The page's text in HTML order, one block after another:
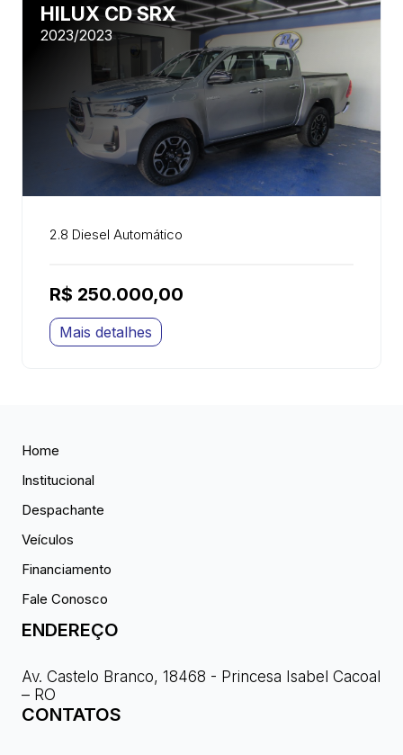
HILUX CD SRX
2023/2023
2.8 Diesel Automático
R$ 250.000,00
Mais detalhes
Home
Institucional
Despachante
Veículos
Financiamento
Fale Conosco
ENDEREÇO
Av. Castelo Branco, 18468 - Princesa Isabel Cacoal
– RO
CONTATOS